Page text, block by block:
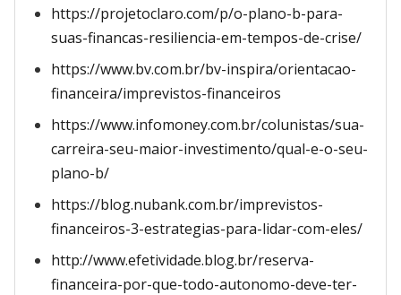
https://projetoclaro.com/p/o-plano-b-para-
suas-financas-resiliencia-em-tempos-de-crise/
https://www.bv.com.br/bv-inspira/orientacao-
financeira/imprevistos-financeiros
https://www.infomoney.com.br/colunistas/sua-
carreira-seu-maior-investimento/qual-e-o-seu-
plano-b/
https://blog.nubank.com.br/imprevistos-
financeiros-3-estrategias-para-lidar-com-eles/
http://www.efetividade.blog.br/reserva-
financeira-por-que-todo-autonomo-deve-ter-